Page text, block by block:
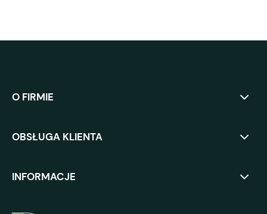
O FIRMIE
OBSŁUGA KLIENTA
INFORMACJE